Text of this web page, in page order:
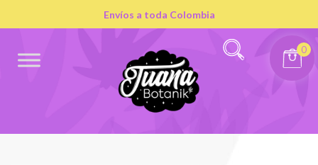
Envíos a toda Colombia
0